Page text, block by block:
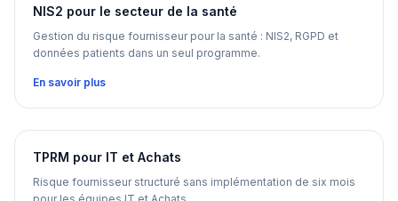
NIS2 pour le secteur de la santé
Gestion du risque fournisseur pour la santé : NIS2, RGPD et
données patients dans un seul programme.
En savoir plus
TPRM pour IT et Achats
Risque fournisseur structuré sans implémentation de six mois